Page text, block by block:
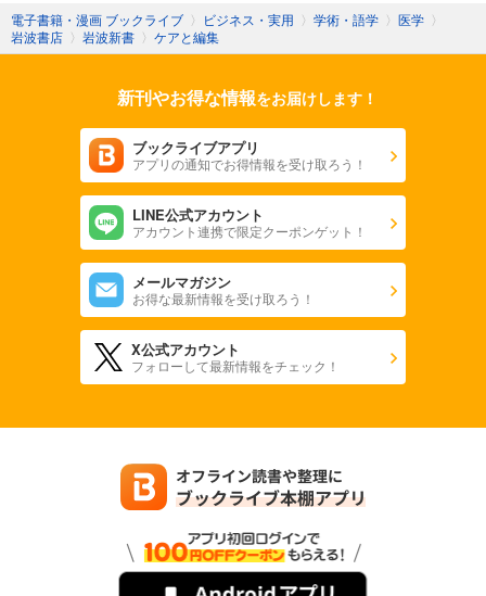
電子書籍・漫画 ブックライブ 〉 ビジネス・実用 〉 学術・語学 〉 医学 〉
岩波書店 〉 岩波新書 〉 ケアと編集
新刊やお得な情報をお届けします！
ブックライブアプリ
アプリの通知でお得情報を受け取ろう！
LINE公式アカウント
アカウント連携で限定クーポンゲット！
メールマガジン
お得な最新情報を受け取ろう！
X公式アカウント
フォローして最新情報をチェック！